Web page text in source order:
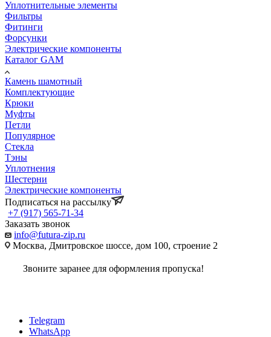
Уплотнительные элементы
Фильтры
Фитинги
Форсунки
Электрические компоненты
Каталог GAM
Камень шамотный
Комплектующие
Крюки
Муфты
Петли
Популярное
Стекла
Тэны
Уплотнения
Шестерни
Электрические компоненты
Подписаться на рассылку
+7 (917) 565-71-34
Заказать звонок
info@futura-zip.ru
Москва, Дмитровское шоссе, дом 100, строение 2
Звоните заранее для оформления пропуска!
Telegram
WhatsApp